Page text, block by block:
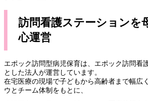
訪問看護ステーションを
心運営
エポック訪問型病児保育は、エポック訪問看
とした法人が運営しています。
在宅医療の現場で子どもから高齢者まで幅広
ウとチーム体制をもとに、